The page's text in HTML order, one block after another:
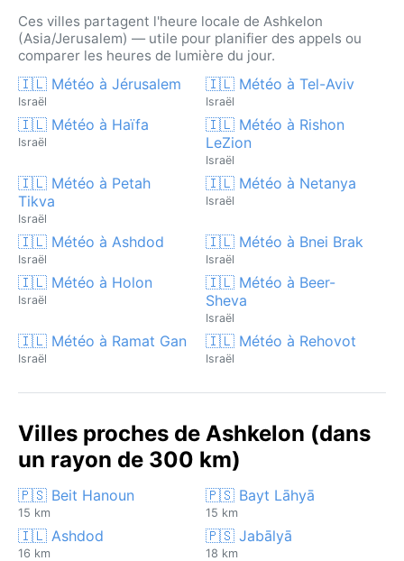
Ces villes partagent l'heure locale de Ashkelon
(Asia/Jerusalem) — utile pour planifier des appels ou
comparer les heures de lumière du jour.
🇮🇱 Météo à Jérusalem
Israël
🇮🇱 Météo à Tel-Aviv
Israël
🇮🇱 Météo à Haïfa
Israël
🇮🇱 Météo à Rishon
LeZion
Israël
🇮🇱 Météo à Petah
Tikva
Israël
🇮🇱 Météo à Netanya
Israël
🇮🇱 Météo à Ashdod
Israël
🇮🇱 Météo à Bnei Brak
Israël
🇮🇱 Météo à Holon
Israël
🇮🇱 Météo à Beer-
Sheva
Israël
🇮🇱 Météo à Ramat Gan
Israël
🇮🇱 Météo à Rehovot
Israël
Villes proches de Ashkelon (dans
un rayon de 300 km)
🇵🇸 Beit Hanoun
15 km
🇵🇸 Bayt Lāhyā
15 km
🇮🇱 Ashdod
16 km
🇵🇸 Jabālyā
18 km